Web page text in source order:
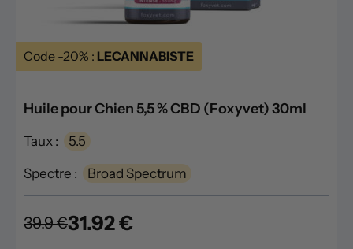
Code -20% : LECANNABISTE
Huile pour Chien 5,5 % CBD (Foxyvet) 30ml
Taux : 5.5
Spectre : Broad Spectrum
39.9 €31.92 €